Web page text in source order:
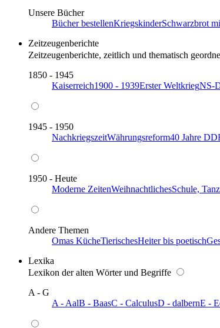
Unsere Bücher
Bücher bestellenKriegskinderSchwarzbrot
Zeitzeugenberichte
Zeitzeugenberichte, zeitlich und thematisch
1850 - 1945
Kaiserreich1900 - 1939Erster WeltkriegNS-
1945 - 1950
NachkriegszeitWährungsreform40 Jahre
1950 - Heute
Moderne ZeitenWeihnachtlichesSchule,
Andere Themen
Omas KücheTierischesHeiter bis poetisch
Lexika
Lexikon der alten Wörter und Begriffe
A - G
A - AalB - BaasC - CalculusD - dalbernE -